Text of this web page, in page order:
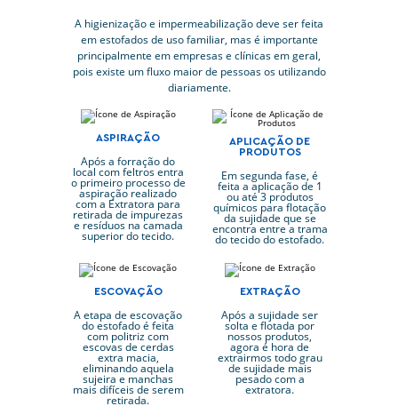
A higienização e impermeabilização deve ser feita
em estofados de uso familiar, mas é importante
principalmente em empresas e clínicas em geral,
pois existe um fluxo maior de pessoas os utilizando
diariamente.
ASPIRAÇÃO
Após a forração do
local com feltros entra
o primeiro processo de
aspiração realizado
com a Extratora para
retirada de impurezas
e resíduos na camada
superior do tecido.
APLICAÇÃO DE
PRODUTOS
Em segunda fase, é
feita a aplicação de 1
ou até 3 produtos
químicos para flotação
da sujidade que se
encontra entre a trama
do tecido do estofado.
ESCOVAÇÃO
A etapa de escovação
do estofado é feita
com politriz com
escovas de cerdas
extra macia,
eliminando aquela
sujeira e manchas
mais difíceis de serem
retirada.
EXTRAÇÃO
Após a sujidade ser
solta e flotada por
nossos produtos,
agora é hora de
extrairmos todo grau
de sujidade mais
pesado com a
extratora.